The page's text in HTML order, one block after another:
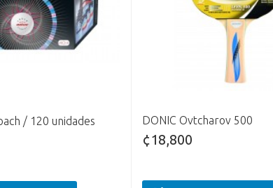
/ 120 unidades DONIC Ovtcharov 500
¢18,800